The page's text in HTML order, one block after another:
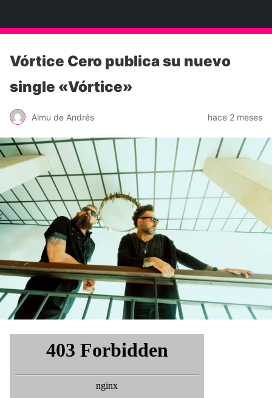
Vórtice Cero publica su nuevo
single «Vórtice»
Almu de Andrés hace 2 meses